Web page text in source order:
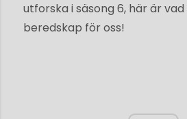
utforska i säsong 6, här är vad
beredskap för oss!